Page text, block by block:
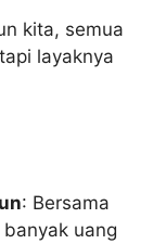
kita, semua
layaknya
: Bersama
uang